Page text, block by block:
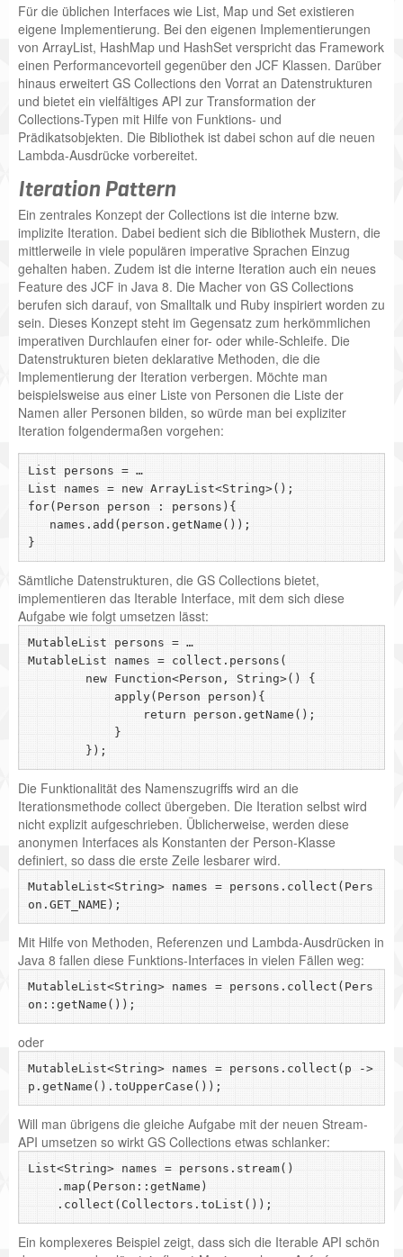
Für die üblichen Interfaces wie List, Map und Set existieren
eigene Implementierung. Bei den eigenen Implementierungen
von ArrayList, HashMap und HashSet verspricht das Framework
einen Performancevorteil gegenüber den JCF Klassen. Darüber
hinaus erweitert GS Collections den Vorrat an Datenstrukturen
und bietet ein vielfältiges API zur Transformation der
Collections-Typen mit Hilfe von Funktions- und
Prädikatsobjekten. Die Bibliothek ist dabei schon auf die neuen
Lambda-Ausdrücke vorbereitet.
Iteration Pattern
Ein zentrales Konzept der Collections ist die interne bzw.
implizite Iteration. Dabei bedient sich die Bibliothek Mustern, die
mittlerweile in viele populären imperative Sprachen Einzug
gehalten haben. Zudem ist die interne Iteration auch ein neues
Feature des JCF in Java 8. Die Macher von GS Collections
berufen sich darauf, von Smalltalk und Ruby inspiriert worden zu
sein. Dieses Konzept steht im Gegensatz zum herkömmlichen
imperativen Durchlaufen einer for- oder while-Schleife. Die
Datenstrukturen bieten deklarative Methoden, die die
Implementierung der Iteration verbergen. Möchte man
beispielsweise aus einer Liste von Personen die Liste der
Namen aller Personen bilden, so würde man bei expliziter
Iteration folgendermaßen vorgehen:
List persons = …
List names = new ArrayList<String>();
for(Person person : persons){
Sämtliche Datenstrukturen, die GS Collections bietet,
implementieren das Iterable Interface, mit dem sich diese
Aufgabe wie folgt umsetzen lässt:
MutableList persons = …
MutableList names = collect.persons(
Die Funktionalität des Namenszugriffs wird an die
Iterationsmethode collect übergeben. Die Iteration selbst wird
nicht explizit aufgeschrieben. Üblicherweise, werden diese
anonymen Interfaces als Konstanten der Person-Klasse
definiert, so dass die erste Zeile lesbarer wird.
MutableList<String> names = persons.collect(Pers
Mit Hilfe von Methoden, Referenzen und Lambda-Ausdrücken in
Java 8 fallen diese Funktions-Interfaces in vielen Fällen weg:
MutableList<String> names = persons.collect(Pers
oder
MutableList<String> names = persons.collect(p ->
Will man übrigens die gleiche Aufgabe mit der neuen Stream-
API umsetzen so wirkt GS Collections etwas schlanker:
List<String> names = persons.stream()
Ein komplexeres Beispiel zeigt, dass sich die Iterable API schön